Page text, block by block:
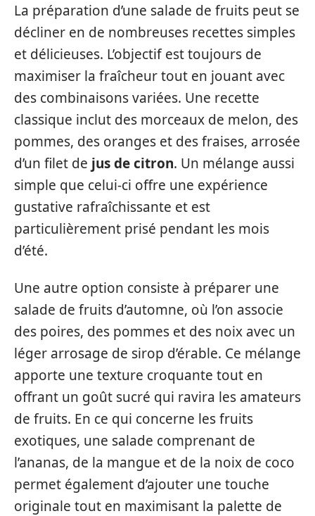
La préparation d’une salade de fruits peut se
décliner en de nombreuses recettes simples
et délicieuses. L’objectif est toujours de
maximiser la fraîcheur tout en jouant avec
des combinaisons variées. Une recette
classique inclut des morceaux de melon, des
pommes, des oranges et des fraises, arrosée
d’un filet de jus de citron. Un mélange aussi
simple que celui-ci offre une expérience
gustative rafraîchissante et est
particulièrement prisé pendant les mois
d’été.
Une autre option consiste à préparer une
salade de fruits d’automne, où l’on associe
des poires, des pommes et des noix avec un
léger arrosage de sirop d’érable. Ce mélange
apporte une texture croquante tout en
offrant un goût sucré qui ravira les amateurs
de fruits. En ce qui concerne les fruits
exotiques, une salade comprenant de
l’ananas, de la mangue et de la noix de coco
permet également d’ajouter une touche
originale tout en maximisant la palette de